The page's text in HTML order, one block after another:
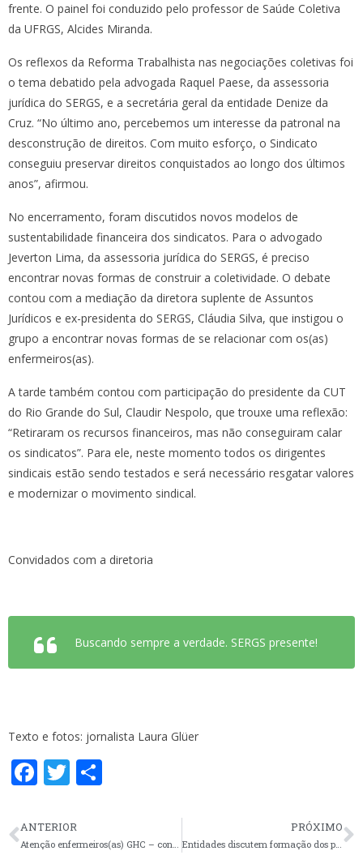
frente. O painel foi conduzido pelo professor de Saúde Coletiva
da UFRGS, Alcides Miranda.
Os reflexos da Reforma Trabalhista nas negociações coletivas foi
o tema debatido pela advogada Raquel Paese, da assessoria
jurídica do SERGS, e a secretária geral da entidade Denize da
Cruz. “No último ano, percebemos um interesse da patronal na
desconstrução de direitos. Com muito esforço, o Sindicato
conseguiu preservar direitos conquistados ao longo dos últimos
anos”, afirmou.
No encerramento, foram discutidos novos modelos de
sustentabilidade financeira dos sindicatos. Para o advogado
Jeverton Lima, da assessoria jurídica do SERGS, é preciso
encontrar novas formas de construir a coletividade. O debate
contou com a mediação da diretora suplente de Assuntos
Jurídicos e ex-presidenta do SERGS, Cláudia Silva, que instigou o
grupo a encontrar novas formas de se relacionar com os(as)
enfermeiros(as).
A tarde também contou com participação do presidente da CUT
do Rio Grande do Sul, Claudir Nespolo, que trouxe uma reflexão:
“Retiraram os recursos financeiros, mas não conseguiram calar
os sindicatos”. Para ele, neste momento todos os dirigentes
sindicais estão sendo testados e será necessário resgatar valores
e modernizar o movimento sindical.
Convidados com a diretoria
Buscando sempre a verdade. SERGS presente!
Texto e fotos: jornalista Laura Glüer
F
e
b
T
itt
er e
ANTERIOR
Atenção enfermeiros(as) GHC – confira as datas das reuniões abertas e assembleia
PRÓXIMO
Entidades discutem formação dos profissionais em Cristal